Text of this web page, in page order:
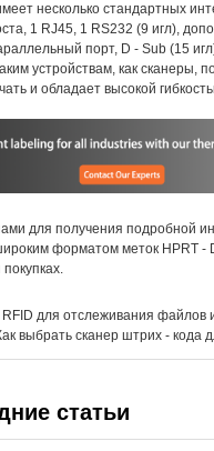
несколько стандартных
1 RJ45, 1 RS232 (9 игл),
порт, D - Sub (15
устройствам, как сканеры,
и обладает высокой
для получения подробной
форматом меток HPRT -
RFID для отслеживания файлов и
выбрать сканер штрих - кода для
статьи